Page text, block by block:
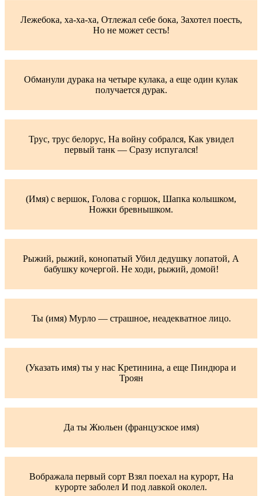
Лежебока, ха-ха-ха, Отлежал себе бока, Захотел поесть,
Но не может сесть!
Обманули дурака на четыре кулака, а еще один кулак
получается дурак.
Трус, трус белорус, На войну собрался, Как увидел
первый танк — Сразу испугался!
(Имя) с вершок, Голова с горшок, Шапка колышком,
Ножки бревнышком.
Рыжий, рыжий, конопатый Убил дедушку лопатой, А
бабушку кочергой. Не ходи, рыжий, домой!
Ты (имя) Мурло — страшное, неадекватное лицо.
(Указать имя) ты у нас Кретинина, а еще Пиндюра и
Троян
Да ты Жюльен (французское имя)
Вображала первый сорт Взял поехал на курорт, На
курорте заболел И под лавкой околел.